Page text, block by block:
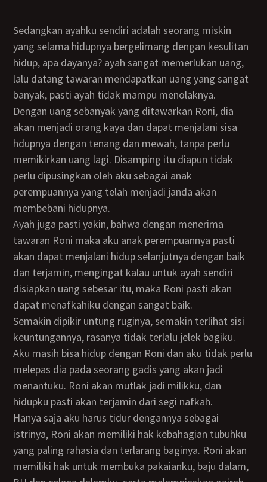
Sedangkan ayahku sendiri adalah seorang miskin
yang selama hidupnya bergelimang dengan kesulitan
hidup, apa dayanya? ayah sangat memerlukan uang,
lalu datang tawaran mendapatkan uang yang sangat
banyak, pasti ayah tidak mampu menolaknya.
Dengan uang sebanyak yang ditawarkan Roni, dia
akan menjadi orang kaya dan dapat menjalani sisa
hdupnya dengan tenang dan mewah, tanpa perlu
memikirkan uang lagi. Disamping itu diapun tidak
perlu dipusingkan oleh aku sebagai anak
perempuannya yang telah menjadi janda akan
membebani hidupnya.
Ayah juga pasti yakin, bahwa dengan menerima
tawaran Roni maka aku anak perempuannya pasti
akan dapat menjalani hidup selanjutnya dengan baik
dan terjamin, mengingat kalau untuk ayah sendiri
disiapkan uang sebesar itu, maka Roni pasti akan
dapat menafkahiku dengan sangat baik.
Semakin dipikir untung ruginya, semakin terlihat sisi
keuntungannya, rasanya tidak terlalu jelek bagiku.
Aku masih bisa hidup dengan Roni dan aku tidak perlu
melepas dia pada seorang gadis yang akan jadi
menantuku. Roni akan mutlak jadi milikku, dan
hidupku pasti akan terjamin dari segi nafkah.
Hanya saja aku harus tidur dengannya sebagai
istrinya, Roni akan memiliki hak kebahagian tubuhku
yang paling rahasia dan terlarang baginya. Roni akan
memiliki hak untuk membuka pakaianku, baju dalam,